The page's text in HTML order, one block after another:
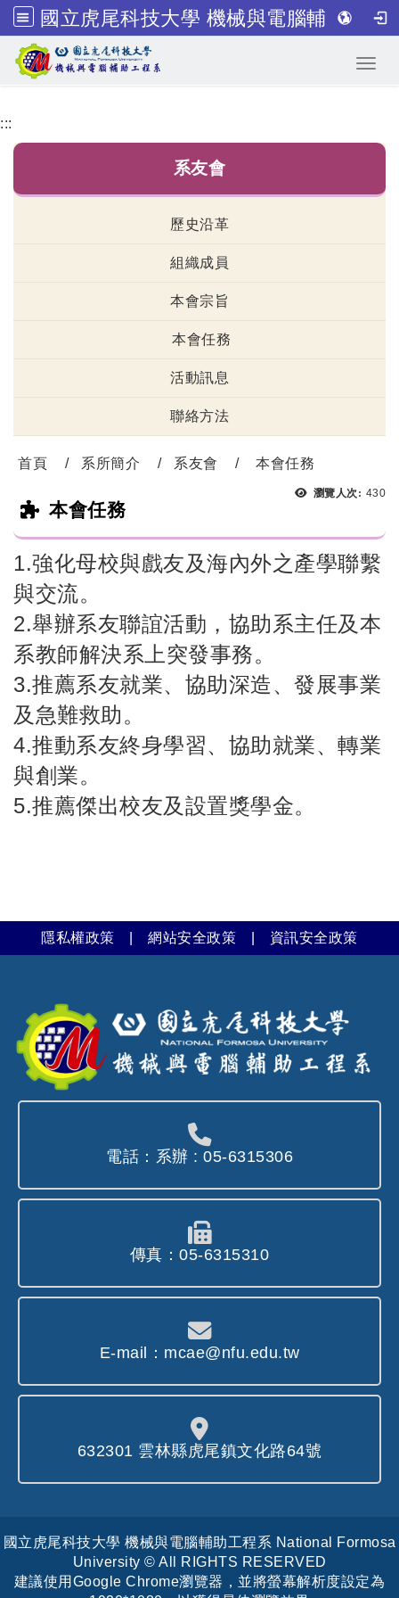
國立虎尾科技大學 機械與電腦輔助工程系
跳到主要內容
:::
系友會
歷史沿革
組織成員
本會宗旨
本會任務
活動訊息
聯絡方法
首頁 系所簡介 系友會 本會任務
瀏覽人次: 430
本會任務
1.強化母校與戲友及海內外之產學聯繫
與交流。
2.舉辦系友聯誼活動，協助系主任及本
系教師解決系上突發事務。
3.推薦系友就業、協助深造、發展事業
及急難救助。
4.推動系友終身學習、協助就業、轉業
與創業。
5.推薦傑出校友及設置獎學金。
隱私權政策 |網站安全政策 資訊安全政策
電話：系辦 : 05-6315306
傳真：05-6315310
E-mail：mcae@nfu.edu.tw
632301 雲林縣虎尾鎮文化路64號
國立虎尾科技大學 機械與電腦輔助工程系 National Formosa
University © All RIGHTS RESERVED
建議使用Google Chrome瀏覽器，並將螢幕解析度設定為